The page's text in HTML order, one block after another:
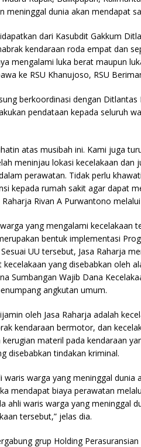
s
A
p
p
l
meninggal dunia akan mendapat
dari Kasubdit Gakkum
kendaraan roda empat dan
mengalami luka berat maupun
ke RSU Khanujoso, RSU
berkoordinasi dengan
pendataan kepada seluruh
atas musibah ini. Kami juga
meninjau lokasi kecelakaan
perawatan. Tidak perlu
kepada rumah sakit agar dapat
Rivan A Purwantono
yang mengalami kecelakaan
bentuk implementasi
UU tersebut, Jasa Raharja
yang disebabkan oleh
Sumbangan Wajib Dana
angkutan umum.
oleh Jasa Raharja adalah
kendaraan bermotor, dan
materil pada kendaraan
disebabkan tindakan kriminal.
waris warga yang meninggal
mendapat biaya perawatan
ahli waris warga yang meninggal
tersebut,” jelas dia.
grup Holding